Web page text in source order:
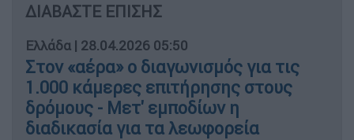
ΔΙΑΒΑΣΤΕ ΕΠΙΣΗΣ
Ελλάδα | 28.04.2026 05:50
Στον «αέρα» ο διαγωνισμός για τις
1.000 κάμερες επιτήρησης στους
δρόμους - Μετ' εμποδίων η
διαδικασία για τα λεωφορεία